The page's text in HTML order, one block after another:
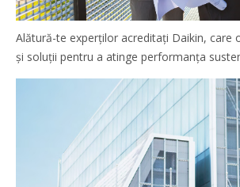
Alătură-te experților acreditați Daikin, care
și soluții pentru a atinge performanța